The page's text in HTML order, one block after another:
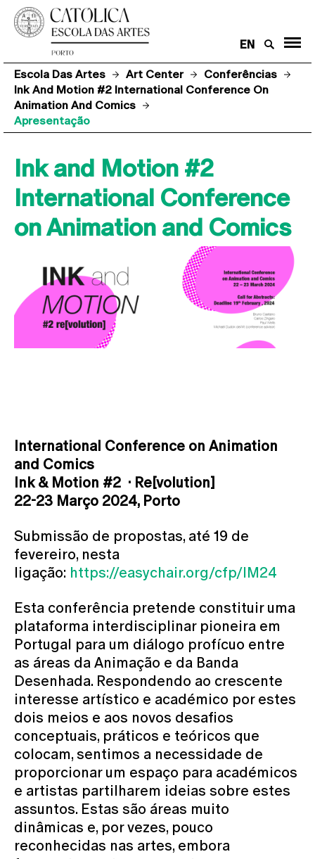
EN
Escola Das Artes Art Center
Conferências
Ink And Motion #2 International Conference On
Animation And Comics
Apresentação
Ink and Motion #2
International Conference
on Animation and Comics
International Conference on Animation
and Comics
Ink & Motion #2 · Re[volution]
22-23 Março 2024, Porto
Submissão de propostas, até 19 de
fevereiro, nesta
ligação: https://easychair.org/cfp/IM24
Esta conferência pretende constituir uma
plataforma interdisciplinar pioneira em
Portugal para um diálogo profícuo entre
as áreas da Animação e da Banda
Desenhada. Respondendo ao crescente
interesse artístico e académico por estes
dois meios e aos novos desafios
conceptuais, práticos e teóricos que
colocam, sentimos a necessidade de
proporcionar um espaço para académicos
e artistas partilharem ideias sobre estes
assuntos. Estas são áreas muito
dinâmicas e, por vezes, pouco
reconhecidas nas artes, embora